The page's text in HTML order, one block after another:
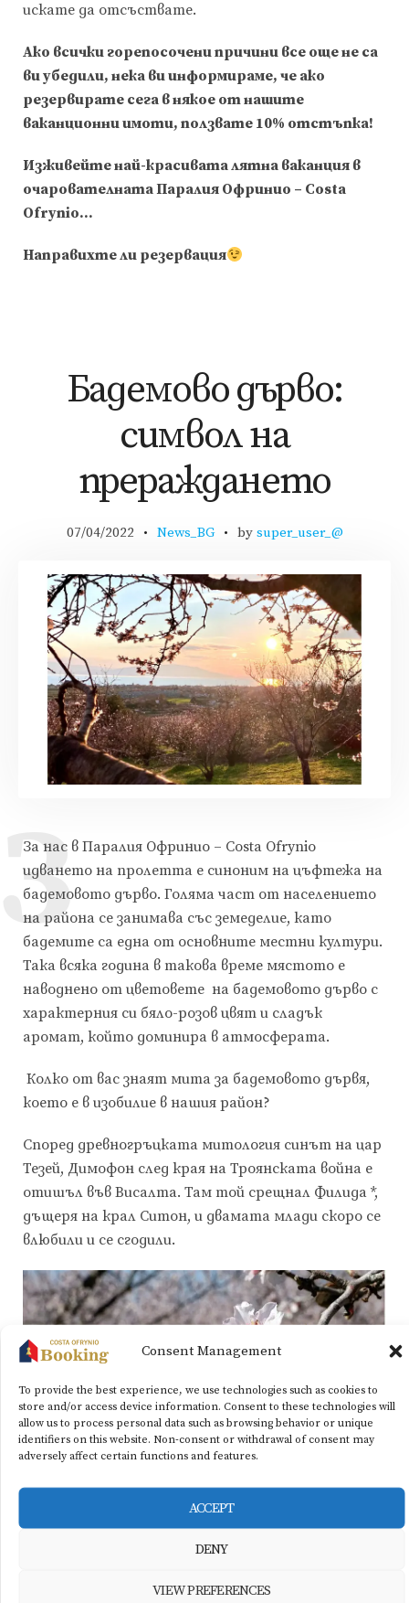
Consent Management
To provide the best experience, we use technologies such as cookies to
store and/or access device information. Consent to these technologies will
allow us to process personal data such as browsing behavior or unique
identifiers on this website. Non-consent or withdrawal of consent may
adversely affect certain functions and features.
ACCEPT
DENY
VIEW PREFERENCES
искате да отсъствате.
Ако всички горепосочени причини все още не са
ви убедили, нека ви информираме, че ако
резервирате сега в някое от нашите
ваканционни имоти, ползвате 10% отстъпка!
Изживейте най-красивата лятна ваканция в
очарователнатаПаралия Офринио – Costa
Ofrynio…
Направихте ли резервация
Бадемово дърво:
символ на
прераждането
07/04/2022 News_BG by super_user_@
З
За нас в Паралия Офринио – Costa Ofrynio
идването на пролетта е синоним на цъфтежа на
бадемовото дърво. Голяма част от населението
на района се занимава със земеделие, като
бадемите са една от основните местни култури.
Така всяка година в такова време мястото е
наводнено от цветовете на бадемовото дърво с
характерния си бяло-розов цвят и сладък
аромат, който доминира в атмосферата.
Колко от вас знаят мита за бадемовото дървя,
което е в изобилие в нашия район?
Според древногръцката митология синът на цар
Тезей, Димофон след края на Троянската война е
отишъл във Висалта. Там той срещнал Филида *,
дъщеря на крал Ситон, и двамата млади скоро се
влюбили и се сгодили.
Димофон обаче е трябвало да замине за Атина и
след ден в очакване завръщането на годеника си.